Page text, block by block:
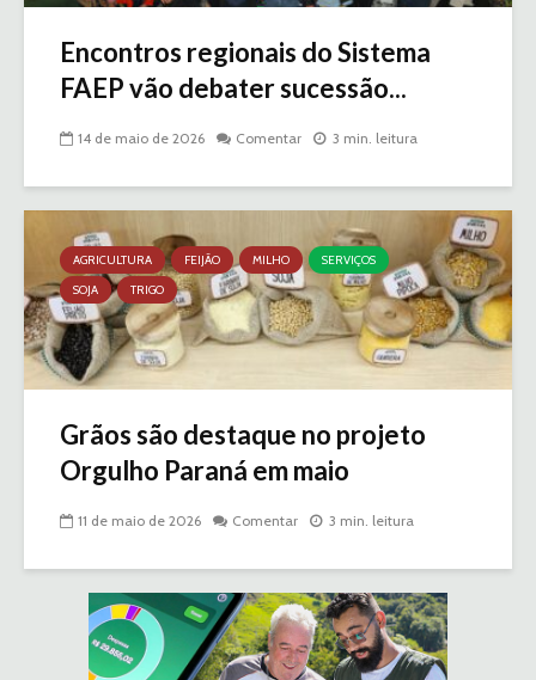
Encontros regionais do Sistema
FAEP vão debater sucessão...
14 de maio de 2026 Comentar 3 min. leitura
AGRICULTURA FEIJÃO MILHO
SERVIÇOS
SOJA
TRIGO
Grãos são destaque no projeto
Orgulho Paraná em maio
11 de maio de 2026 Comentar 3 min. leitura